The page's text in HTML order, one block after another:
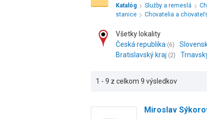
Katalóg
Služby a remeslá
stanice
Chovatelia a
Všetky lokality
Česká republika (6)
Bratislavský kraj (2)
1 - 9 z celkom 9 výsledkov
Miroslav